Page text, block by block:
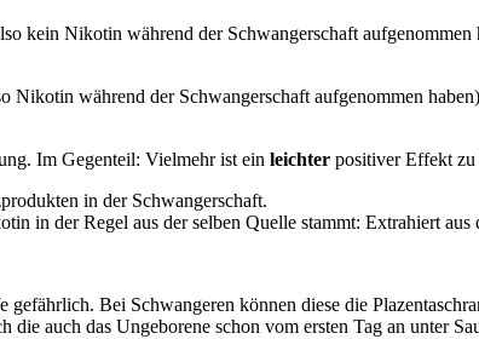
kein Nikotin während der Schwangerschaft aufgenommen
während der Schwangerschaft aufgenommen
Im Gegenteil: Vielmehr ist ein leichter positiver Effekt zu
in der Schwangerschaft.
in der Regel aus der selben Quelle stammt: Extrahiert aus
Bei Schwangeren können diese die
auch das Ungeborene schon vom ersten Tag an unter